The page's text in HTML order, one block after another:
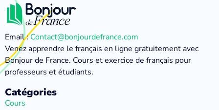
Email :Contact@bonjourdefrance.com
Venez apprendre le français en ligne gratuitement avec
Bonjour de France. Cours et exercice de français pour
professeurs et étudiants.
Catégories
Cours